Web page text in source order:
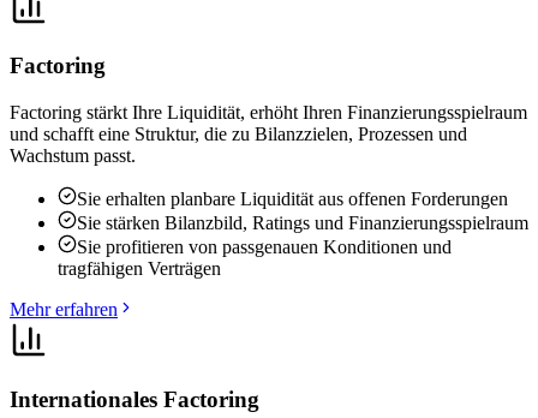
Factoring
Factoring stärkt Ihre Liquidität, erhöht Ihren Finanzierungsspielraum
und schafft eine Struktur, die zu Bilanzzielen, Prozessen und
Wachstum passt.
Sie erhalten planbare Liquidität aus offenen Forderungen
Sie stärken Bilanzbild, Ratings und Finanzierungsspielraum
Sie profitieren von passgenauen Konditionen und
tragfähigen Verträgen
Mehr erfahren
Internationales Factoring